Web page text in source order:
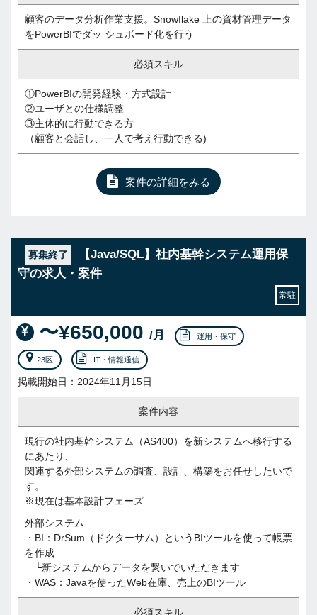
顧客のデータ分析作業支援。Snowflake 上の資材管理データ
をPowerBIでダッ シュボード化を行う
必須スキル
①PowerBIの開発経験・方式設計
②ユーザとの仕様調整
③主体的に行動できる方
（顧客と会話し、一人で考え行動できる)
案件の詳細をみる
募集終了
【Java/SQL】社内基幹システム運用保
守の求人・案件
常駐
〜¥650,000 /月 運用・保守
23区 IT・情報通信
掲載開始日：2024年11月15日
案件内容
現行の社内基幹システム（AS400）を新システムへ移行する
にあたり、
関連する外部システムの調査、設計、構築をお任せしたいで
す。
※現在は基本設計フェーズ
外部システム
・BI：DrSum（ドクターサム）というBIツールを使って帳票
を作成
└新システムからデータを繋いでいただきます
・WAS：Javaを使ったWeb在庫、売上のBIツール
必須スキル